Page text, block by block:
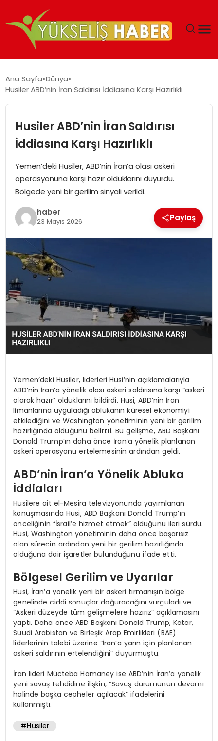
MALIYETLERINI AZALTIYOR’
Ana Sayfa Dünya
Husiler ABD’nin İran Saldırısı İddiasına Karşı Hazırlıklı
Husiler ABD’nin İran Saldırısı
İddiasına Karşı Hazırlıklı
Yemen’deki Husiler, ABD’nin İran’a olası askeri
operasyonuna karşı hazır olduklarını duyurdu.
Bölgede yeni bir gerilim sinyali verildi.
haber
23 Mayıs 2026 Paylaş
Yemen’deki Husiler, liderleri Husi’nin açıklamalarıyla
ABD’nin İran’a yönelik olası askeri saldırısına karşı “askeri
olarak hazır” olduklarını bildirdi. Husi, ABD’nin İran
limanlarına uyguladığı ablukanın küresel ekonomiyi
etkilediğini ve Washington yönetiminin yeni bir gerilim
hazırlığında olduğunu belirtti. Bu gelişme, ABD Başkanı
Donald Trump’ın daha önce İran’a yönelik planlanan
askeri operasyonu ertelemesinin ardından geldi.
ABD’nin İran’a Yönelik Abluka
İddiaları
Husilere ait el-Mesira televizyonunda yayımlanan
konuşmasında Husi, ABD Başkanı Donald Trump’ın
önceliğinin “İsrail’e hizmet etmek” olduğunu ileri sürdü.
Husi, Washington yönetiminin daha önce başarısız
olan sürecin ardından yeni bir gerilim hazırlığında
olduğuna dair işaretler bulunduğunu ifade etti.
Bölgesel Gerilim ve Uyarılar
Husi, İran’a yönelik yeni bir askeri tırmanışın bölge
genelinde ciddi sonuçlar doğuracağını vurguladı ve
“Askeri düzeyde tüm gelişmelere hazırız” açıklamasını
yaptı. Daha önce ABD Başkanı Donald Trump, Katar,
Suudi Arabistan ve Birleşik Arap Emirlikleri (BAE)
liderlerinin talebi üzerine “İran’a yarın için planlanan
askeri saldırının ertelendiğini” duyurmuştu.
İran lideri Mücteba Hamaney ise ABD’nin İran’a yönelik
yeni savaş tehdidine ilişkin, “Savaş durumunun devamı
halinde başka cepheler açılacak” ifadelerini
kullanmıştı.
#Husiler